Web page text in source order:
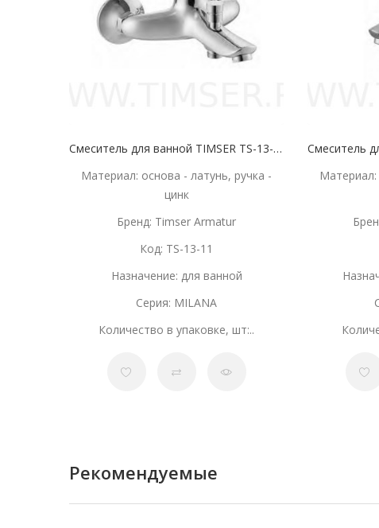
Смеситель для ванной TIMSER TS-13-11 35 мм
Материал: основа - латунь, ручка -
цинк
Бренд: Timser Armatur
Код: TS-13-11
Назначение: для ванной
Серия: MILANA
Количество в упаковке, шт:..
Материал:
Рекомендуемые